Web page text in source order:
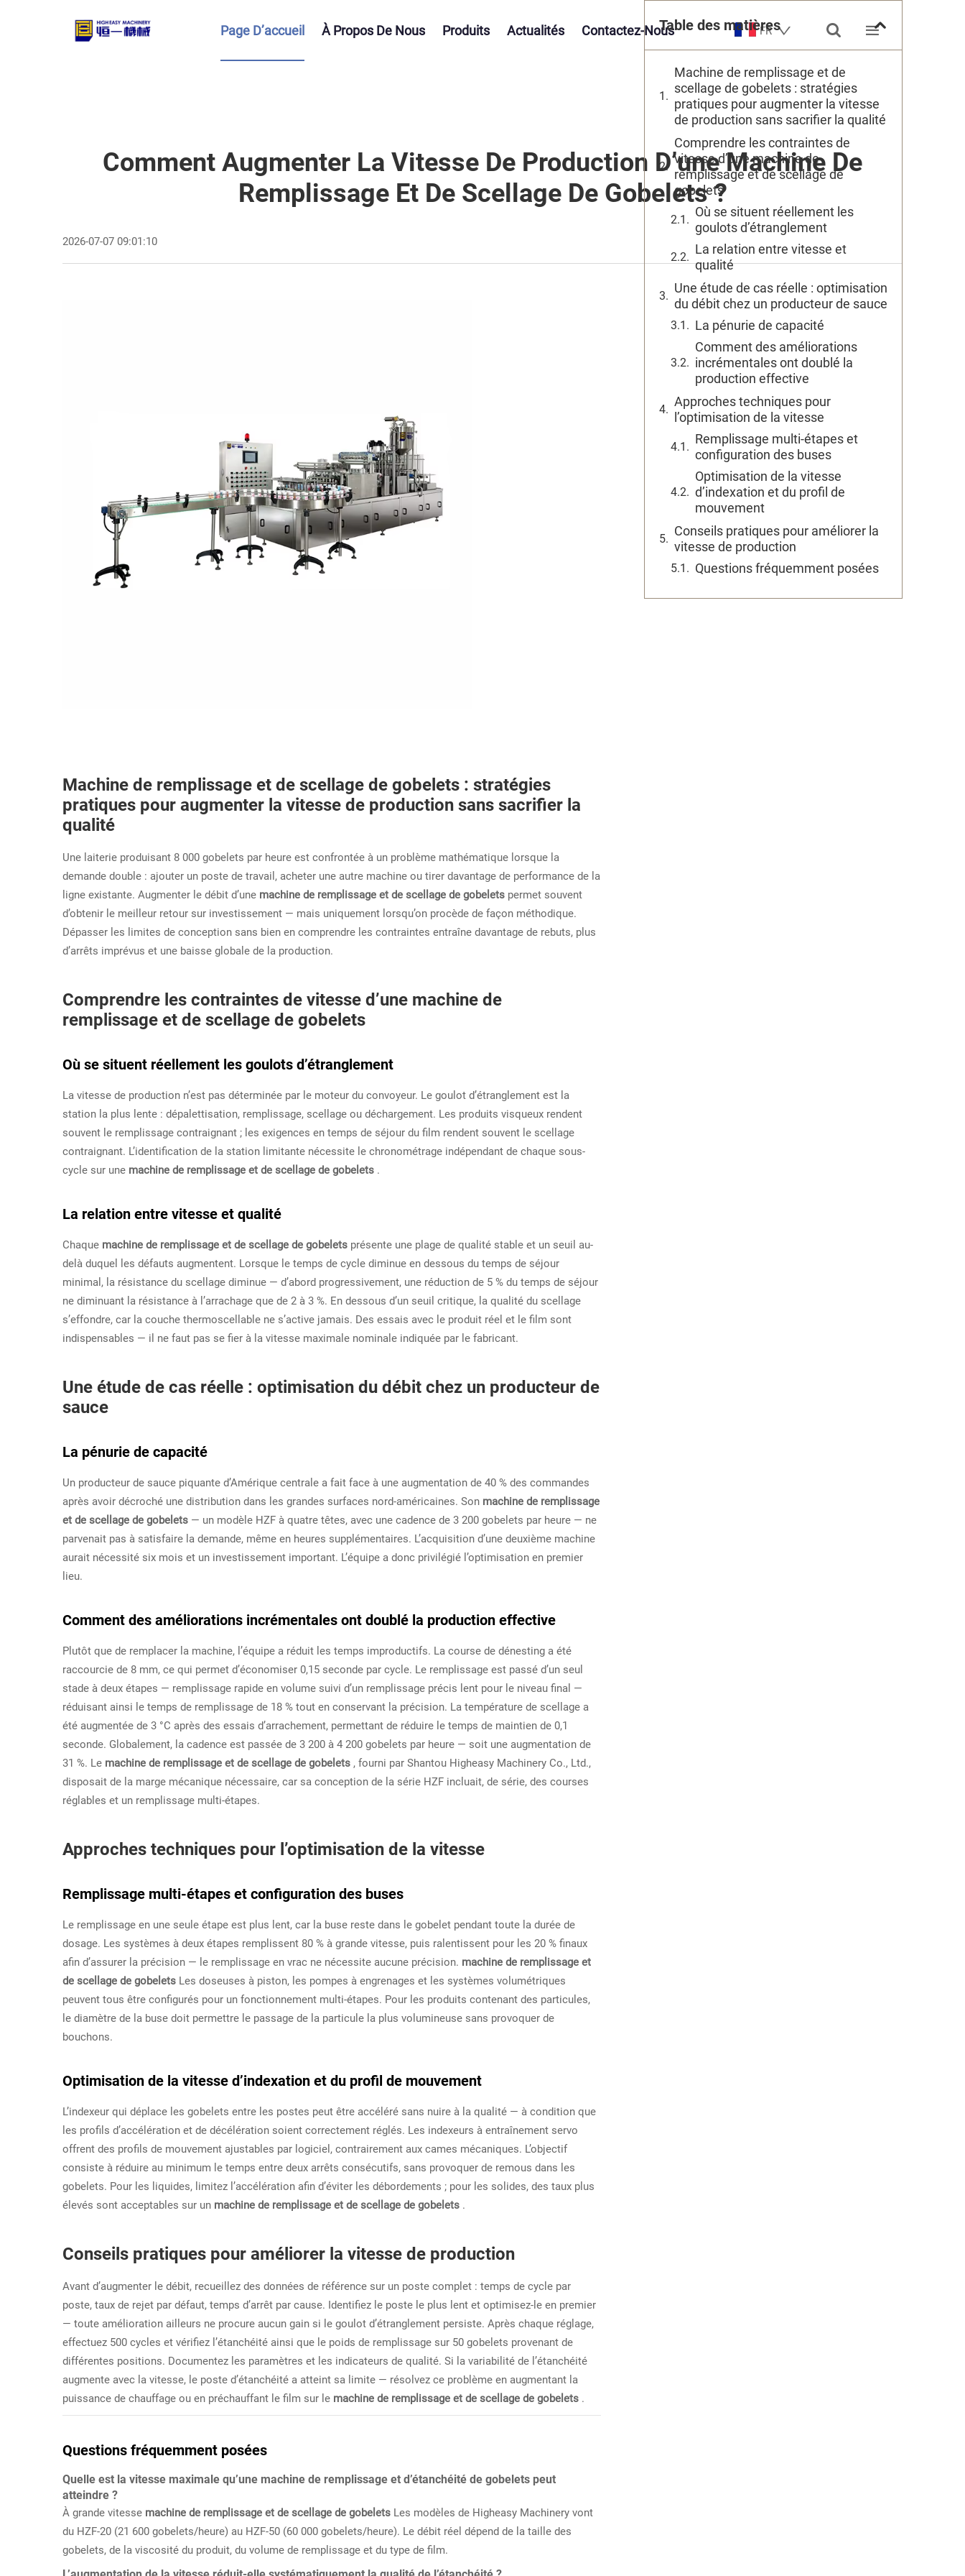
Page D’accueil À Propos De Nous Produits Actualités Contactez-Nous FR  
Comment Augmenter La Vitesse De Production D’une Machine De
Remplissage Et De Scellage De Gobelets ?
2026-07-07 09:01:10
Machine de remplissage et de scellage de gobelets : stratégies
pratiques pour augmenter la vitesse de production sans sacrifier la
qualité
Une laiterie produisant 8 000 gobelets par heure est confrontée à un problème mathématique lorsque la
demande double : ajouter un poste de travail, acheter une autre machine ou tirer davantage de performance de la
ligne existante. Augmenter le débit d’une machine de remplissage et de scellage de gobelets permet souvent
d’obtenir le meilleur retour sur investissement — mais uniquement lorsqu’on procède de façon méthodique.
Dépasser les limites de conception sans bien en comprendre les contraintes entraîne davantage de rebuts, plus
d’arrêts imprévus et une baisse globale de la production.
Comprendre les contraintes de vitesse d’une machine de
remplissage et de scellage de gobelets
Où se situent réellement les goulots d’étranglement
La vitesse de production n’est pas déterminée par le moteur du convoyeur. Le goulot d’étranglement est la
station la plus lente : dépalettisation, remplissage, scellage ou déchargement. Les produits visqueux rendent
souvent le remplissage contraignant ; les exigences en temps de séjour du film rendent souvent le scellage
contraignant. L’identification de la station limitante nécessite le chronométrage indépendant de chaque sous-
cycle sur une machine de remplissage et de scellage de gobelets .
La relation entre vitesse et qualité
Chaque machine de remplissage et de scellage de gobelets présente une plage de qualité stable et un seuil au-
delà duquel les défauts augmentent. Lorsque le temps de cycle diminue en dessous du temps de séjour
minimal, la résistance du scellage diminue — d’abord progressivement, une réduction de 5 % du temps de séjour
ne diminuant la résistance à l’arrachage que de 2 à 3 %. En dessous d’un seuil critique, la qualité du scellage
s’effondre, car la couche thermoscellable ne s’active jamais. Des essais avec le produit réel et le film sont
indispensables — il ne faut pas se fier à la vitesse maximale nominale indiquée par le fabricant.
Une étude de cas réelle : optimisation du débit chez un producteur de
sauce
La pénurie de capacité
Un producteur de sauce piquante d’Amérique centrale a fait face à une augmentation de 40 % des commandes
après avoir décroché une distribution dans les grandes surfaces nord-américaines. Son machine de remplissage
et de scellage de gobelets — un modèle HZF à quatre têtes, avec une cadence de 3 200 gobelets par heure — ne
parvenait pas à satisfaire la demande, même en heures supplémentaires. L’acquisition d’une deuxième machine
aurait nécessité six mois et un investissement important. L’équipe a donc privilégié l’optimisation en premier
lieu.
Comment des améliorations incrémentales ont doublé la production effective
Plutôt que de remplacer la machine, l’équipe a réduit les temps improductifs. La course de dénesting a été
raccourcie de 8 mm, ce qui permet d’économiser 0,15 seconde par cycle. Le remplissage est passé d’un seul
stade à deux étapes — remplissage rapide en volume suivi d’un remplissage précis lent pour le niveau final —
réduisant ainsi le temps de remplissage de 18 % tout en conservant la précision. La température de scellage a
été augmentée de 3 °C après des essais d’arrachement, permettant de réduire le temps de maintien de 0,1
seconde. Globalement, la cadence est passée de 3 200 à 4 200 gobelets par heure — soit une augmentation de
31 %. Le machine de remplissage et de scellage de gobelets , fourni par Shantou Higheasy Machinery Co., Ltd.,
disposait de la marge mécanique nécessaire, car sa conception de la série HZF incluait, de série, des courses
réglables et un remplissage multi-étapes.
Approches techniques pour l’optimisation de la vitesse
Remplissage multi-étapes et configuration des buses
Le remplissage en une seule étape est plus lent, car la buse reste dans le gobelet pendant toute la durée de
dosage. Les systèmes à deux étapes remplissent 80 % à grande vitesse, puis ralentissent pour les 20 % finaux
afin d’assurer la précision — le remplissage en vrac ne nécessite aucune précision. machine de remplissage et
de scellage de gobelets Les doseuses à piston, les pompes à engrenages et les systèmes volumétriques
peuvent tous être configurés pour un fonctionnement multi-étapes. Pour les produits contenant des particules,
le diamètre de la buse doit permettre le passage de la particule la plus volumineuse sans provoquer de
bouchons.
Optimisation de la vitesse d’indexation et du profil de mouvement
L’indexeur qui déplace les gobelets entre les postes peut être accéléré sans nuire à la qualité — à condition que
les profils d’accélération et de décélération soient correctement réglés. Les indexeurs à entraînement servo
offrent des profils de mouvement ajustables par logiciel, contrairement aux cames mécaniques. L’objectif
consiste à réduire au minimum le temps entre deux arrêts consécutifs, sans provoquer de remous dans les
gobelets. Pour les liquides, limitez l’accélération afin d’éviter les débordements ; pour les solides, des taux plus
élevés sont acceptables sur un machine de remplissage et de scellage de gobelets .
Conseils pratiques pour améliorer la vitesse de production
Avant d’augmenter le débit, recueillez des données de référence sur un poste complet : temps de cycle par
poste, taux de rejet par défaut, temps d’arrêt par cause. Identifiez le poste le plus lent et optimisez-le en premier
— toute amélioration ailleurs ne procure aucun gain si le goulot d’étranglement persiste. Après chaque réglage,
effectuez 500 cycles et vérifiez l’étanchéité ainsi que le poids de remplissage sur 50 gobelets provenant de
différentes positions. Documentez les paramètres et les indicateurs de qualité. Si la variabilité de l’étanchéité
augmente avec la vitesse, le poste d’étanchéité a atteint sa limite — résolvez ce problème en augmentant la
puissance de chauffage ou en préchauffant le film sur le machine de remplissage et de scellage de gobelets .
Questions fréquemment posées
Quelle est la vitesse maximale qu’une machine de remplissage et d’étanchéité de gobelets peut
atteindre ?
À grande vitesse machine de remplissage et de scellage de gobelets Les modèles de Higheasy Machinery vont
du HZF-20 (21 600 gobelets/heure) au HZF-50 (60 000 gobelets/heure). Le débit réel dépend de la taille des
gobelets, de la viscosité du produit, du volume de remplissage et du type de film.
Table des matières
Machine de remplissage et de
scellage de gobelets : stratégies
pratiques pour augmenter la vitesse
de production sans sacrifier la qualité
Comprendre les contraintes de
vitesse d’une machine de
remplissage et de scellage de
gobelets
Où se situent réellement les
goulots d’étranglement
La relation entre vitesse et
qualité
Une étude de cas réelle : optimisation
du débit chez un producteur de sauce
La pénurie de capacité
Comment des améliorations
incrémentales ont doublé la
production effective
Approches techniques pour
l’optimisation de la vitesse
Remplissage multi-étapes et
configuration des buses
Optimisation de la vitesse
d’indexation et du profil de
mouvement
Conseils pratiques pour améliorer la
vitesse de production
Questions fréquemment posées